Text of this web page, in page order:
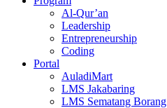
Al-Qur’an
Leadership
Entrepreneurship
Coding
Portal
AuladiMart
LMS Jakabaring
LMS Sematang Borang